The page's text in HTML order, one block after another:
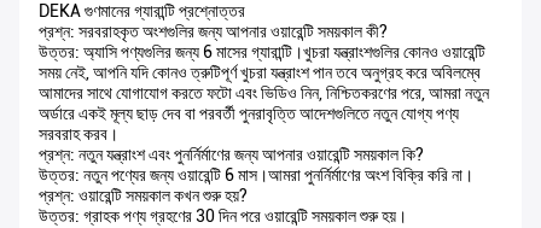
DEKA গুণমানের গ্যারান্টি প্রশ্নোত্তর
প্রশ্ন: সরবরাহকৃত অংশগুলির জন্য আপনার ওয়ারেন্টি সময়কাল কী?
উত্তর: অ্যাসি পণ্যগুলির জন্য 6 মাসের গ্যারান্টি।খুচরা যন্ত্রাংশগুলির কোনও ওয়ারেন্টি
সময় নেই, আপনি যদি কোনও ত্রুটিপূর্ণ খুচরা যন্ত্রাংশ পান তবে অনুগ্রহ করে অবিলম্বে
আমাদের সাথে যোগাযোগ করতে ফটো এবং ভিডিও নিন, নিশ্চিতকরণের পরে, আমরা নতুন
অর্ডারে একই মূল্য ছাড় দেব বা পরবর্তী পুনরাবৃত্তি আদেশগুলিতে নতুন যোগ্য পণ্য
সরবরাহ করব।
প্রশ্ন: নতুন যন্ত্রাংশ এবং পুনর্নির্মাণের জন্য আপনার ওয়ারেন্টি সময়কাল কি?
উত্তর: নতুন পণ্যের জন্য ওয়ারেন্টি 6 মাস।আমরা পুনর্নির্মাণের অংশ বিক্রি করি না।
প্রশ্ন: ওয়ারেন্টি সময়কাল কখন শুরু হয়?
উত্তর: গ্রাহক পণ্য গ্রহণের 30 দিন পরে ওয়ারেন্টি সময়কাল শুরু হয়।